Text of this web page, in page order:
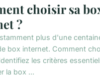
choisir sa
?
plus d'une
box internet. Comment
les critères
la box ...